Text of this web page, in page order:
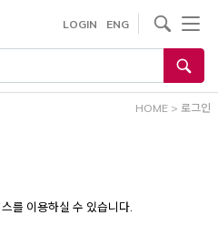
LOGIN ENG
HOME > 로그인
를 이용하실 수 있습니다.